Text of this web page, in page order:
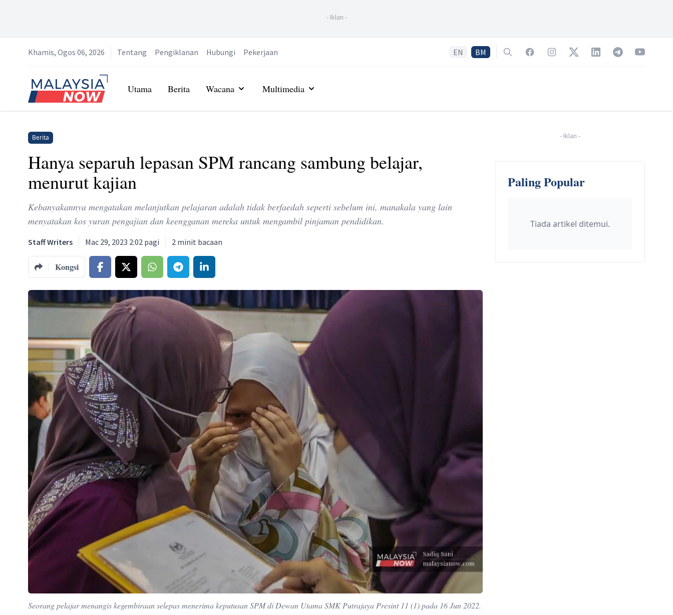
- Iklan -
Khamis, Ogos 06, 2026 Tentang Pengiklanan Hubungi Pekerjaan EN BM SearchFacebookInstagramTwitterLinkedInTelegramYouTube
Home
Utama Berita Wacana Multimedia
Berita
Hanya separuh lepasan SPM rancang sambung belajar,
menurut kajian
Kebanyakannya mengatakan melanjutkan pelajaran adalah tidak berfaedah seperti sebelum ini, manakala yang lain
menyatakan kos yuran pengajian dan keengganan mereka untuk mengambil pinjaman pendidikan.
Staff Writers Mac 29, 2023 2:02 pagi 2 minit bacaan
Kongsi
Seorang pelajar menangis kegembiraan selepas menerima keputusan SPM di Dewan Utama SMK Putrajaya Presint 11 (1) pada 16 Jun 2022.
- Iklan -
Paling Popular
Tiada artikel ditemui.